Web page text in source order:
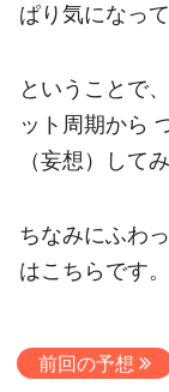
ぱり気になって
ということで
ット周期から
（妄想）して
ちなみにふわ
はこちらです。
前回の予想